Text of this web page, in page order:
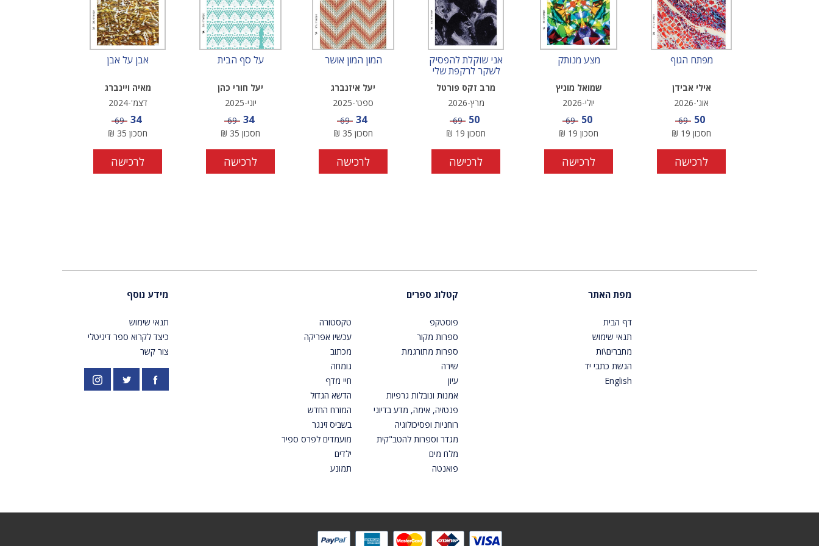
מפתח הגוף
אילי אבידן
אוג'-2026
מחיר מבצע
50 מחיר
69
חסכון 19
₪
לרכישה
מצע מנותק
שמואל מוניץ
יולי-2026
מחיר מבצע
50 מחיר
69
חסכון 19
₪
לרכישה
אני שוקלת להפסיק
לשקר לרקפת שלי
מרב זקס פורטל
מרץ-2026
מחיר מבצע
50 מחיר
69
חסכון 19
₪
לרכישה
המון המון אושר
יעל איזנברג
ספט'-2025
מחיר מבצע
34 מחיר
69
חסכון 35
₪
לרכישה
על סף הבית
יעל חורי כהן
יוני-2025
מחיר מבצע
34 מחיר
69
חסכון 35
₪
לרכישה
אבן על אבן
מאיה ויינברג
דצמ'-2024
מחיר מבצע
34 מחיר
69
חסכון 35
₪
לרכישה
מפת האתר
דף הבית
תנאי שימוש
מחברים\ות
הגשת כתבי יד
English
קטלוג ספרים
פוסטקפ
ספרות מקור
ספרות מתורגמת
שירה
עיון
אמנות ונובלות גרפיות
פנטזיה, אימה, מדע בדיוני
רוחניות ופסיכולוגיה
מגדר וספרות להטב"קית
מלח מים
פואנטה
טקסטורה
עכשיו אפריקה
מכתוב
גומחה
חיי מדף
הדשא הגדול
המזרח החדש
בשביס זינגר
מועמדים לפרס ספיר
ילדים
תמונע
מידע נוסף
תנאי שימוש
כיצד לקרוא ספר דיגיטלי
צור קשר
פייסבוק PardesPublish
אינסטגרם